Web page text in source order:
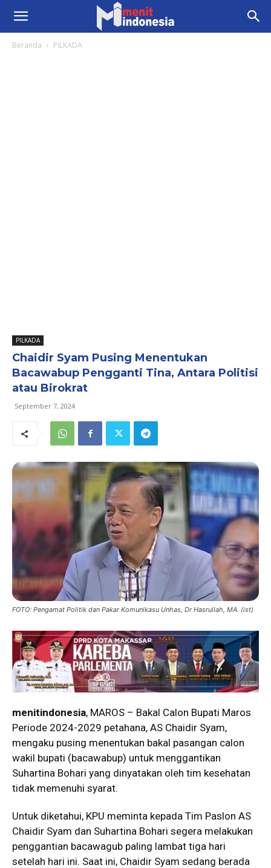
Beranda PILKADA
PILKADA
Chaidir Syam Pusing Menentukan
Bacawabup Pengganti Tina, Antara Politisi
atau Birokrat
September 7, 2024
FOTO: Pengamat Politik dan Pakar Komunikasu Unhas, Dr Hasrullah, MA. (ist)
menitindonesia, MAROS – Bakal Calon Bupati Maros
Periode 2024-2029 petahana, AS Chaidir Syam,
mengaku pusing menentukan bakal pasangan calon
wakil bupati (bacawabup) untuk menggantikan
Suhartina Bohari yang dinyatakan oleh tim kesehatan
tidak memenuhi syarat.
Untuk diketahui, KPU meminta kepada Tim Paslon AS
Chaidir Syam dan Suhartina Bohari segera melakukan
penggantian bacawagub paling lambat tiga hari
setelah hari ini. Saat ini, Chaidir Syam sedang berada